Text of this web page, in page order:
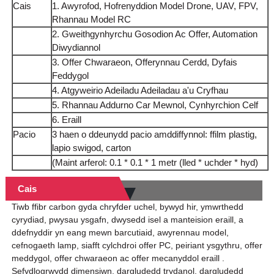
Cais
1. Awyrofod, Hofrenyddion Model Drone, UAV, FPV,
Rhannau Model RC
2. Gweithgynhyrchu Gosodion Ac Offer, Automation
Diwydiannol
3. Offer Chwaraeon, Offerynnau Cerdd, Dyfais
Feddygol
4. Atgyweirio Adeiladu Adeiladau a'u Cryfhau
5. Rhannau Addurno Car Mewnol, Cynhyrchion Celf
6. Eraill
Pacio
3 haen o ddeunydd pacio amddiffynnol: ffilm plastig,
lapio swigod, carton
(Maint arferol: 0.1 * 0.1 * 1 metr (lled * uchder * hyd)
Cais
Tiwb ffibr carbon gyda chryfder uchel, bywyd hir, ymwrthedd
cyrydiad, pwysau ysgafn, dwysedd isel a manteision eraill, a
ddefnyddir yn eang mewn barcutiaid, awyrennau model,
cefnogaeth lamp, siafft cylchdroi offer PC, peiriant ysgythru, offer
meddygol, offer chwaraeon ac offer mecanyddol eraill .
Sefydlogrwydd dimensiwn, dargludedd trydanol, dargludedd